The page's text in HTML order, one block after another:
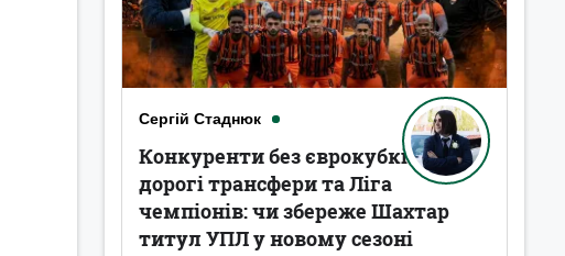
Сергій Стаднюк
Конкуренти без єврокубків,
дорогі трансфери та Ліга
чемпіонів: чи збереже Шахтар
титул УПЛ у новому сезоні